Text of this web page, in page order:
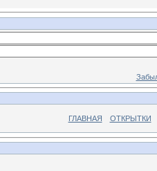
ГЛАВНАЯ ОТКРЫТКИ